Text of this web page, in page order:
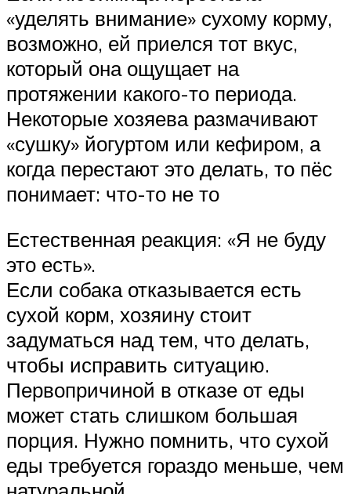
«уделять внимание» сухому корму,
возможно, ей приелся тот вкус,
который она ощущает на
протяжении какого-то периода.
Некоторые хозяева размачивают
«сушку» йогуртом или кефиром, а
когда перестают это делать, то пёс
понимает: что-то не то
Естественная реакция: «Я не буду
это есть».
Если собака отказывается есть
сухой корм, хозяину стоит
задуматься над тем, что делать,
чтобы исправить ситуацию.
Первопричиной в отказе от еды
может стать слишком большая
порция. Нужно помнить, что сухой
еды требуется гораздо меньше, чем